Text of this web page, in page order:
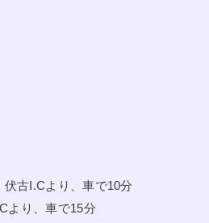
古I.Cより、車で10分
より、車で15分